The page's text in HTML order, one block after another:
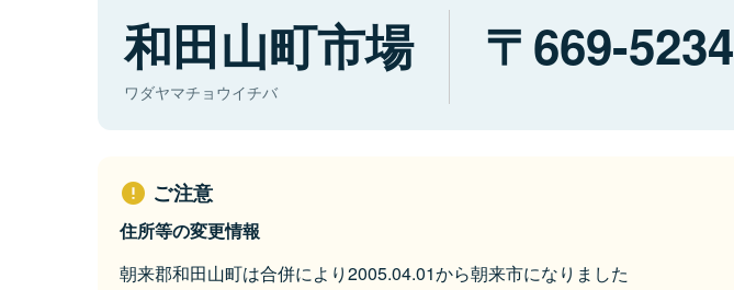
和田山町市場
ワダヤマチョウイチバ
669-5234
ご注意
住所等の変更情報
朝来郡和田山町は合併により2005.04.01から朝来市になりました